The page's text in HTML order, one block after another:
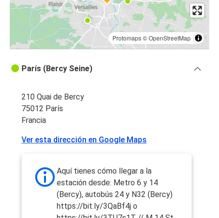
Protomaps©OpenStreetMap
París (Bercy Seine)
210 Quai de Bercy
75012 París
Francia
Ver esta dirección en Google Maps
Aquí tienes cómo llegar a la
estación desde: Metro 6 y 14
(Bercy), autobús 24 y N32 (Bercy)
https://bit.ly/3QaBf4j o